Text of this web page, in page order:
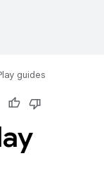
guides